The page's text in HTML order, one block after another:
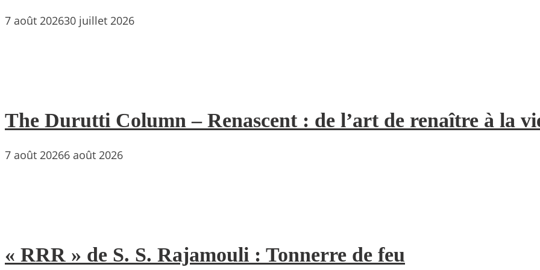
7 août 202630 juillet 2026
The Durutti Column – Renascent : de l’art de renaître à la
7 août 20266 août 2026
« RRR » de S. S. Rajamouli : Tonnerre de feu